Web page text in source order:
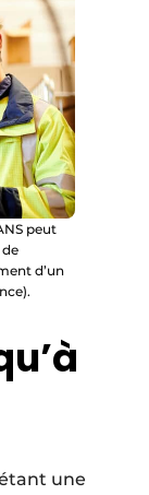
peut
d’un
une